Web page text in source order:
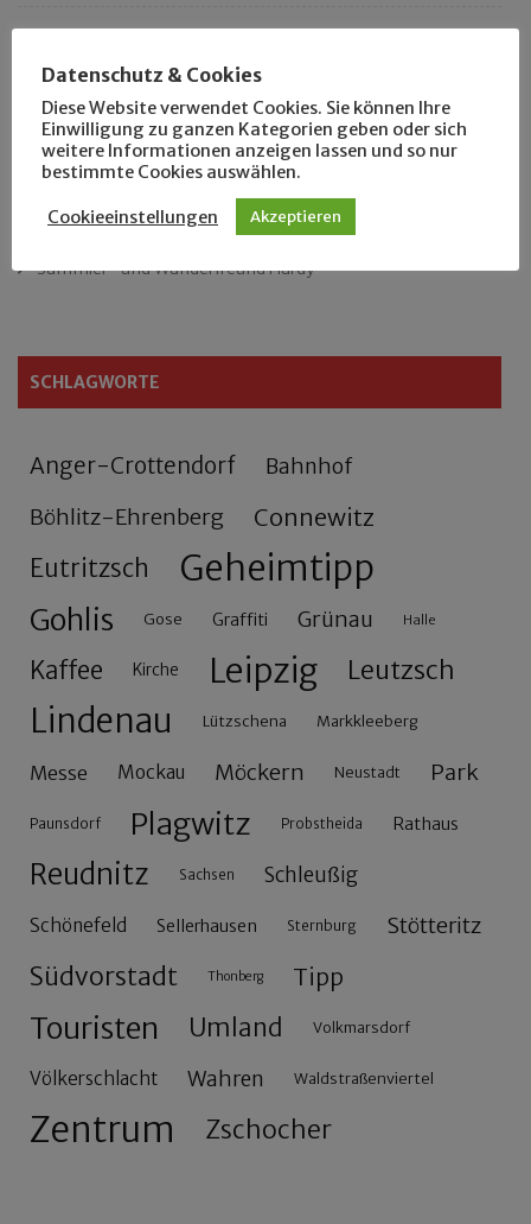
Rennfahrer in Schönefeld und Zschocher
Zu Fuß durch Anger-Crottendorf
Sammler- und Wanderfreund Hardy
SCHLAGWORTE
Anger-Crottendorf Bahnhof
Böhlitz-Ehrenberg Connewitz
Eutritzsch Geheimtipp
Gohlis Gose Graffiti Grünau Halle
Kaffee Kirche Leipzig Leutzsch
Lindenau Lützschena Markkleeberg
Messe Mockau Möckern Neustadt Park
Paunsdorf Plagwitz Probstheida Rathaus
Reudnitz Sachsen Schleußig
Schönefeld Sellerhausen Sternburg Stötteritz
Südvorstadt Thonberg Tipp
Touristen Umland Volkmarsdorf
Völkerschlacht Wahren Waldstraßenviertel
Zentrum Zschocher
Datenschutz & Cookies
Diese Website verwendet Cookies. Sie können Ihre
Einwilligung zu ganzen Kategorien geben oder sich
weitere Informationen anzeigen lassen und so nur
bestimmte Cookies auswählen.
Cookieeinstellungen Akzeptieren